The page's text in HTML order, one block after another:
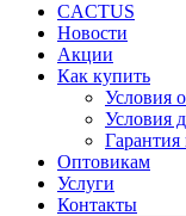
CACTUS
Новости
Акции
Как купить
Условия
Условия
Гарантия
Оптовикам
Услуги
Контакты